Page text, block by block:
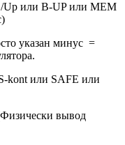
или B-UP или MEM
указан минус =
kont или SAFE или
вывод